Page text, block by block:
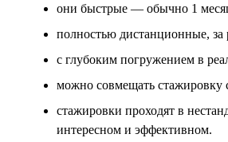
они быстрые — обычно 1
полностью дистанционные,
с глубоким погружением в
можно совмещать стажировку
стажировки проходят в
интересном и эффективном.